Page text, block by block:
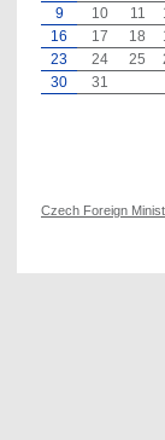
9
10 11
16
17 18
23
24 25
30
31
Czech Foreign